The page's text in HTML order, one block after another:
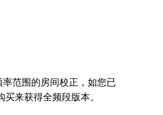
范围的房间校正，如您已
来获得全频段版本。